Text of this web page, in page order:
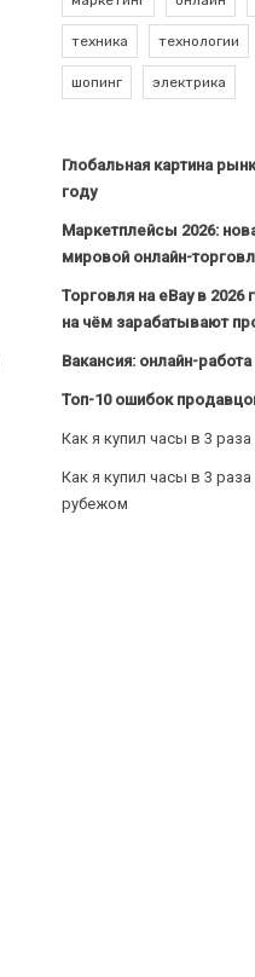
техника технологии
шопинг электрика
Глобальная картина
году
Маркетплейсы 2026:
мировой онлайн-
Торговля на eBay в 2026
на чём зарабатывают
Вакансия: онлайн-работа
Топ-10 ошибок
Как я купил часы в 3
Как я купил часы в 3
рубежом